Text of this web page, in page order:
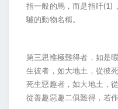
指一般的馬，而是指盰(1)
驢的動物名稱。
第三思惟極難得者，如是
生彼者，如大地土，從彼
死生惡趣者，如大地土，
從善趣惡趣二俱難得，若